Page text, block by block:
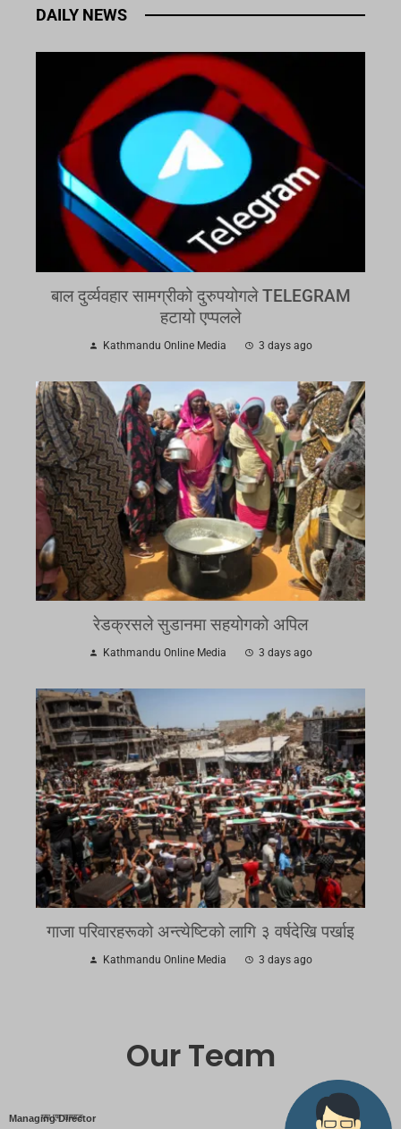
DAILY NEWS
बाल दुर्व्यवहार सामग्रीको दुरुपयोगले TELEGRAM
हटायो एप्पलले
Kathmandu Online Media 3 days ago
रेडक्रसले सुडानमा सहयोगको अपिल
Kathmandu Online Media 3 days ago
गाजा परिवारहरूको अन्त्येष्टिको लागि ३ वर्षदेखि पर्खाइ
Kathmandu Online Media 3 days ago
Our Team
Managing Director
एम एम तामाङ